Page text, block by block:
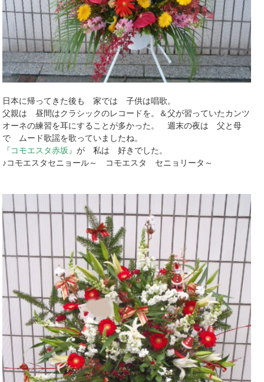
日本に帰ってきた後も 家では 子供は唱歌。
父親は 昼間はクラシックのレコードを。＆父が習っていたカンツ
オーネの練習を耳にすることが多かった。 週末の夜は 父と母
で ムード歌謡を歌っていましたね。
『コモエスタ赤坂』が 私は 好きでした。
♪コモエスタセニョール～ コモエスタ セニョリータ～